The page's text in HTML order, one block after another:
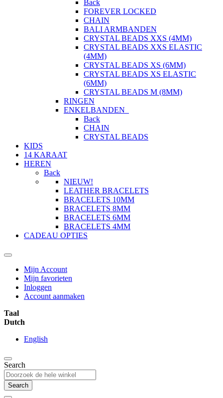
Back
FOREVER LOCKED
CHAIN
BALI ARMBANDEN
CRYSTAL BEADS XXS (4MM)
CRYSTAL BEADS XXS ELASTIC
(4MM)
CRYSTAL BEADS XS (6MM)
CRYSTAL BEADS XS ELASTIC
(6MM)
CRYSTAL BEADS M (8MM)
RINGEN
ENKELBANDEN
Back
CHAIN
CRYSTAL BEADS
KIDS
14 KARAAT
HEREN
Back
NIEUW!
LEATHER BRACELETS
BRACELETS 10MM
BRACELETS 8MM
BRACELETS 6MM
BRACELETS 4MM
CADEAU OPTIES
Mijn Account
Mijn favorieten
Inloggen
Account aanmaken
Taal
Dutch
English
Search
Search